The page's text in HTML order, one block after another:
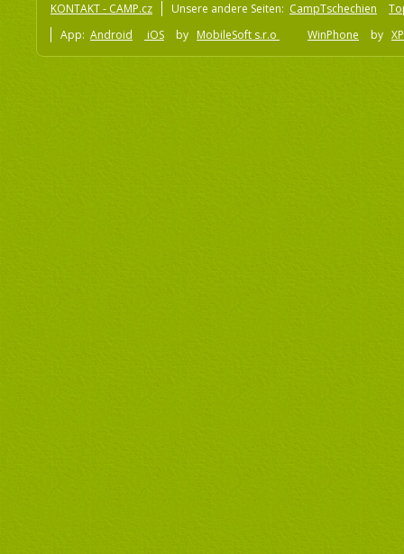
KONTAKT - CAMP.cz Unsere andere Seiten: CampTschechien
App: Android iOS by MobileSoft s.r.o WinPhone by